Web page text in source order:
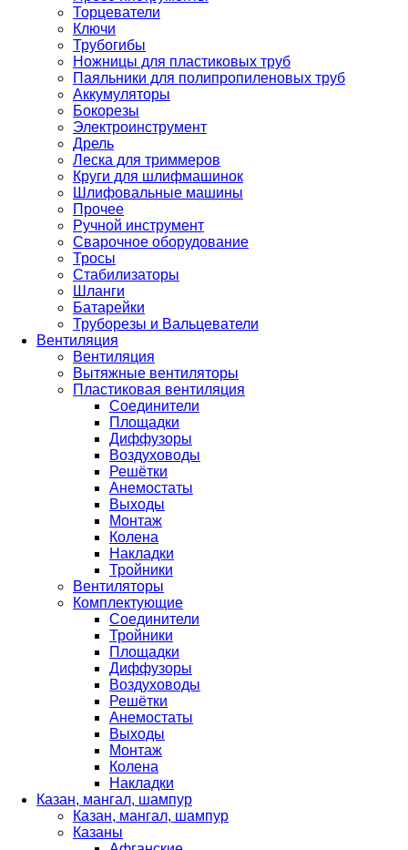
Торцеватели
Ключи
Трубогибы
Ножницы для пластиковых труб
Паяльники для полипропиленовых труб
Аккумуляторы
Бокорезы
Электроинструмент
Дрель
Леска для триммеров
Круги для шлифмашинок
Шлифовальные машины
Прочее
Ручной инструмент
Сварочное оборудование
Тросы
Стабилизаторы
Шланги
Батарейки
Труборезы и Вальцеватели
Вентиляция
Вентиляция
Вытяжные вентиляторы
Пластиковая вентиляция
Соединители
Площадки
Диффузоры
Воздуховоды
Решётки
Анемостаты
Выходы
Монтаж
Колена
Накладки
Тройники
Вентиляторы
Комплектующие
Соединители
Тройники
Площадки
Диффузоры
Воздуховоды
Решётки
Анемостаты
Выходы
Монтаж
Колена
Накладки
Казан, мангал, шампур
Казан, мангал, шампур
Казаны